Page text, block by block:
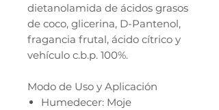
dietanolamida de ácidos grasos
de coco, glicerina, D-Pantenol,
fragancia frutal, ácido cítrico y
vehículo c.b.p. 100%.
Modo de Uso y Aplicación
Humedecer: Moje